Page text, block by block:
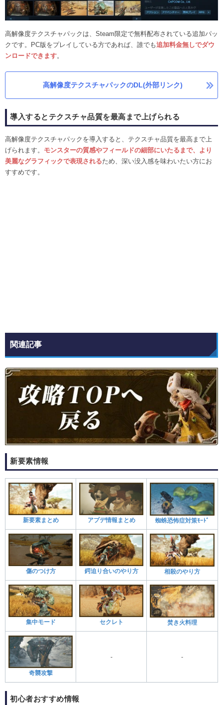
高解像度テクスチャパックは、Steam限定で無料配布されている追加パッ
クです。PC版をプレイしている方であれば、誰でも追加料金無しでダウ
ンロードできます。
高解像度テクスチャパックのDL(外部リンク)
導入するとテクスチャ品質を最高まで上げられる
高解像度テクスチャパックを導入すると、テクスチャ品質を最高まで上
げられます。 モンスターの質感やフィールドの細部にいたるまで、より
美麗なグラフィックで表現されるため、深い没入感を味わいたい方にお
すすめです。
関連記事
新要素情報
新要素まとめ アプデ情報まとめ 蜘蛛恐怖症対策ﾓｰﾄﾞ
傷のつけ方 鍔迫り合いのやり方 相殺のやり方
集中モード セクレト 焚き火料理
奇襲攻撃
- -
初心者おすすめ情報